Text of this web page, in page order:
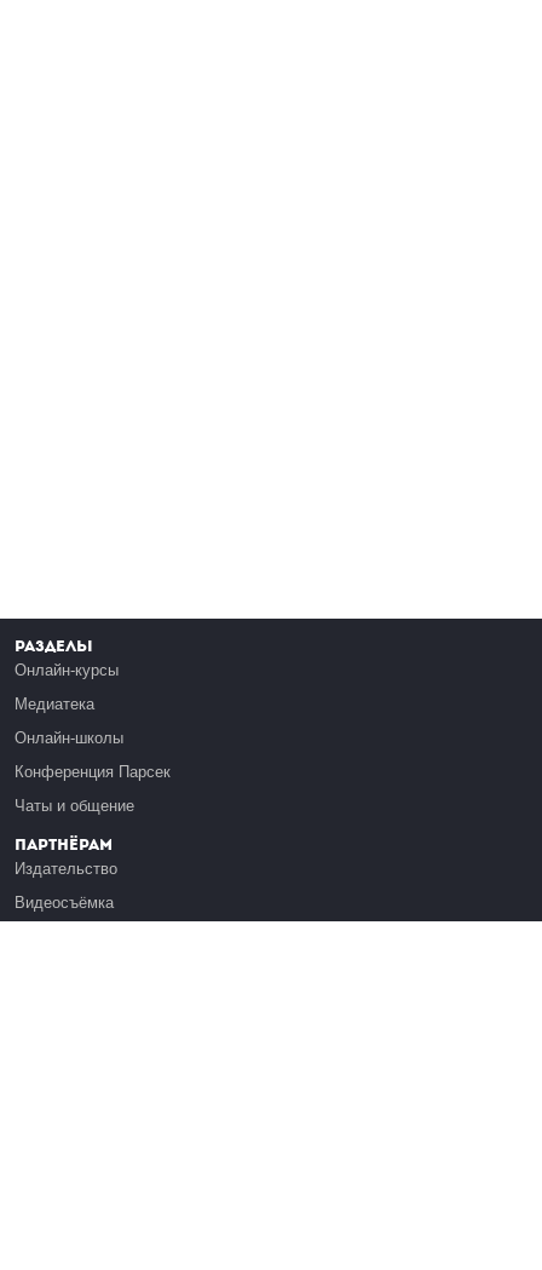
Разделы
Онлайн-курсы
Медиатека
Онлайн-школы
Конференция Парсек
Чаты и общение
Партнёрам
Издательство
Видеосъёмка